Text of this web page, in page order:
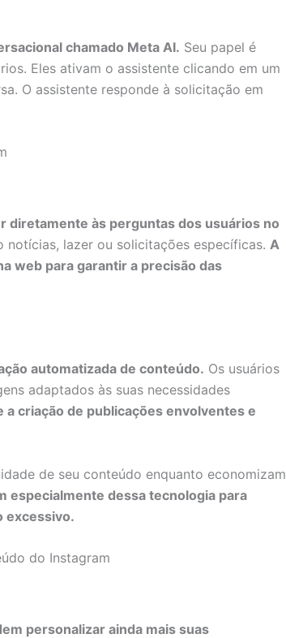
chamado Meta AI. Seu papel é
Eles ativam o assistente clicando em um
O assistente responde à solicitação em
diretamente às perguntas dos usuários no
notícias, lazer ou solicitações específicas. A
web para garantir a precisão das
automatizada de conteúdo. Os usuários
adaptados às suas necessidades
criação de publicações envolventes e
de seu conteúdo enquanto economizam
especialmente dessa tecnologia para
excessivo.
do Instagram
personalizar ainda mais suas